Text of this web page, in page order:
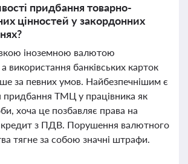
придбання товарно-
цінностей у закордонних
іноземною валютою
використання банківських карток
за певних умов. Найбезпечнішим є
ТМЦ у працівника як
хоча це позбавляє права на
кредит з ПДВ. Порушення валютного
тягне за собою значні штрафи.